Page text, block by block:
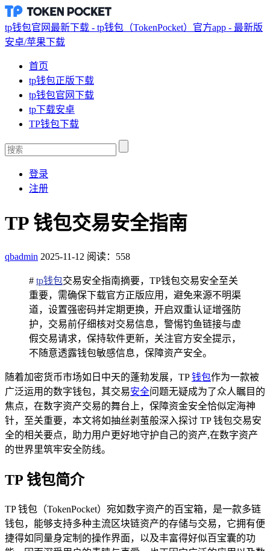
tp钱包官网最新下载 - tp钱包（TokenPocket）官方app - 最新版
安卓/苹果下载
首页
tp钱包正版下载
tp钱包官网下载
tp下载安卓
TP钱包下载
登录
注册
TP 钱包交易安全指南
qbadmin 2025-11-12 阅读：558
# tp钱包交易安全指南摘要，TP钱包交易安全至关
重要，需确保下载官方正版应用，避免来源不明渠
道，设置强密码并定期更换，开启双重认证增强防
护，交易前仔细核对交易信息，警惕钓鱼链接与虚
假交易请求，保持软件更新，关注官方安全提示，
不随意透露钱包敏感信息，保障资产安全。
随着加密货币市场如日中天的蓬勃发展，TP钱包作为一款被
广泛运用的数字钱包，其交易安全问题无疑成为了众人瞩目的
焦点，在数字资产交易的舞台上，保障资金安全恰似定海神
针，至关重要，本文将如抽丝剥茧般深入探讨 TP 钱包交易安
全的相关要点，助力用户更好地守护自己的资产,在数字资产
的世界里筑牢安全防线。
TP 钱包简介
TP 钱包（TokenPocket）宛如数字资产的百宝箱，是一款多链
钱包，能够支持多种主流区块链资产的存储与交易，它拥有便
捷得如同量身定制的操作界面，以及丰富得好似百宝囊的功